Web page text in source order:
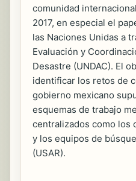
comunidad
2017, en especial el
las Naciones Unidas a
Evaluación y
Desastre (UNDAC). El
identificar los retos de
gobierno mexicano
esquemas de trabajo
centralizados como los
y los equipos de
(USAR).